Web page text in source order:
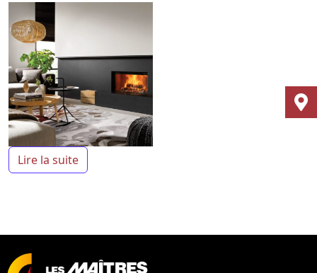
Lire la suite